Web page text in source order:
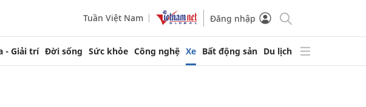
Tuần Việt Nam Đăng nhập
- Giải trí Đời sống Sức khỏe Công nghệ Xe Bất động sản Du lịch